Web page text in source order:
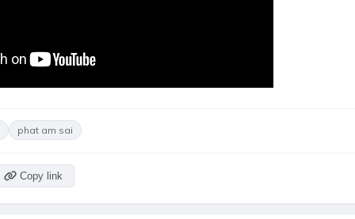
phat am sai
Copy link